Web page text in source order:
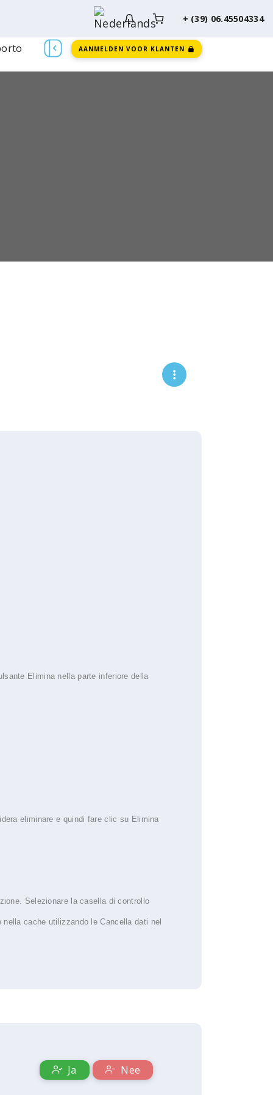
+ (39) 06.45504334
AANMELDEN VOOR KLANTEN
Elimina nella parte inferiore della
eliminare e quindi fare clic su Elimina
Selezionare la casella di controllo
cache utilizzando le Cancella dati nel
Ja Nee